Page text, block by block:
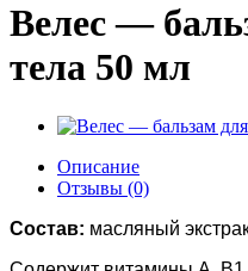
Велес —
тела 50 мл
Описание
Отзывы (0)
Состав: масляный